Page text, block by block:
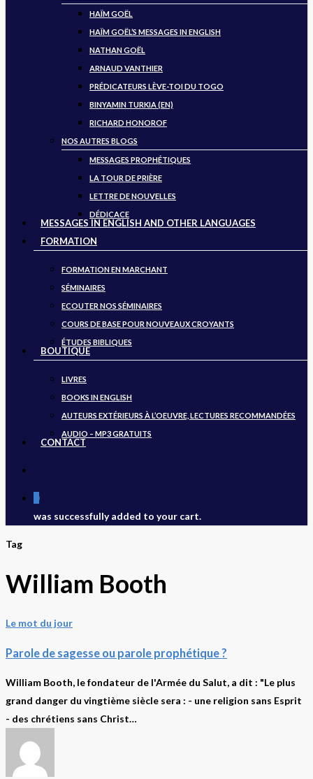
HAÏM GOËL
HAÏM GOËL’S MESSAGES IN ENGLISH
NATHAN GOËL
ARNAUD VANTHIER
PRÉDICATEURS LÈVE-TOI DU TOGO
BINYAMIN TURKIA (EN)
RICHARD HONOROF
NOS AUTRES BLOGS
MESSAGES PROPHÉTIQUES
LA TOUR DE PRIÈRE
LETTRE DE NOUVELLES
DÉDICACE
MESSAGES IN ENGLISH AND OTHER LANGUAGES
FORMATION
FORMATION EN MARCHANT
SÉMINAIRES
ECOUTER NOS SÉMINAIRES
COURS DE BASE POUR NOUVEAUX CROYANTS
ÉTUDES BIBLIQUES
BOUTIQUE
LIVRES
BOOKS IN ENGLISH
AUTEURS EXTÉRIEURS À L’OEUVRE, LECTURES RECOMMANDÉES
AUDIO – MP3 GRATUITS
CONTACT
was successfully added to your cart.
Tag
William Booth
Parole
sagesse
ou
parole
prophétique
?
Le mot du jour
Parole de sagesse ou parole prophétique ?
William Booth, le fondateur de l'Armée du Salut, a dit : "Le plus
grand danger du vingtième siècle sera : - une religion sans Esprit
- des chrétiens sans Christ…